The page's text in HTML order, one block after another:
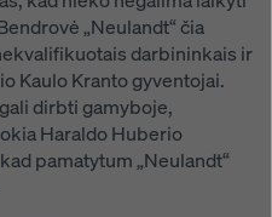
„Neulandt“ čia
darbininkais ir
Kaulo Kranto gyventojai.
dirbti gamyboje,
Haraldo Huberio
pamatytum „Neulandt“